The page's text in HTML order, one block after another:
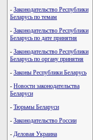
- Законодательство Республики
Беларусь по темам
- Законодательство Республики
Беларусь по дате принятия
- Законодательство Республики
Беларусь по органу принятия
- Законы Республики Беларусь
- Новости законодательства
Беларуси
- Тюрьмы Беларуси
- Законодательство России
- Деловая Украина